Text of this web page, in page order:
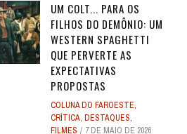
UM COLT... PARA OS
FILHOS DO DEMÔNIO: UM
WESTERN SPAGHETTI
QUE PERVERTE AS
EXPECTATIVAS
PROPOSTAS
COLUNA DO FAROESTE,
CRÍTICA, DESTAQUES,
FILMES
7 DE MAIO DE 2026